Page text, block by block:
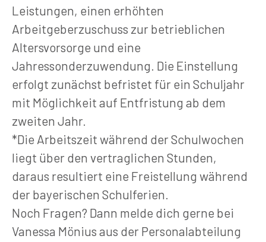
Leistungen, einen erhöhten
Arbeitgeberzuschuss zur betrieblichen
Altersvorsorge und eine
Jahressonderzuwendung. Die Einstellung
erfolgt zunächst befristet für ein Schuljahr
mit Möglichkeit auf Entfristung ab dem
zweiten Jahr.
*Die Arbeitszeit während der Schulwochen
liegt über den vertraglichen Stunden,
daraus resultiert eine Freistellung während
der bayerischen Schulferien.
Noch Fragen? Dann melde dich gerne bei
Vanessa Mönius aus der Personalabteilung